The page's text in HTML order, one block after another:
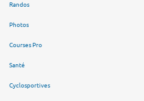
Randos
Photos
Courses Pro
Santé
Cyclosportives